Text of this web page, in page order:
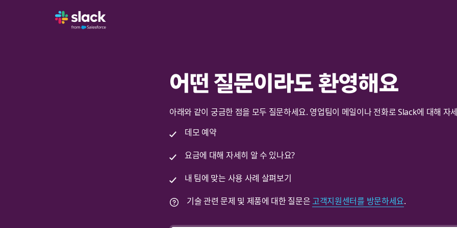
어떤 질문이라도 환영해요
아래와 같이 궁금한 점을 모두 질문하세요. 영업팀이 메일이나 전화로 Slack에 대해 자
데모 예약
요금에 대해 자세히 알 수 있나요?
내 팀에 맞는 사용 사례 살펴보기
기술 관련 문제 및 제품에 대한 질문은고객지원센터를 방문하세요.